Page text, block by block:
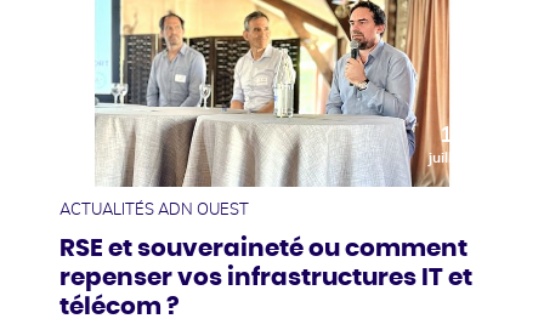
10
juillet
ACTUALITÉS ADN OUEST
RSE et souveraineté ou comment
repenser vos infrastructures IT et
télécom ?